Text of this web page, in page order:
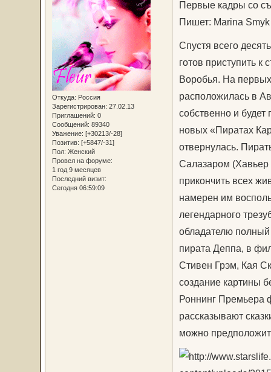
Откуда: Россия
Зарегистрирован: 27.02.13
Приглашений: 0
Сообщений: 89340
Уважение: [+30213/-28]
Позитив: [+5847/-31]
Пол: Женский
Провел на форуме:
1 год 9 месяцев
Последний визит:
Сегодня 06:59:09
Первые кадры со
Пишет: Marina
Спустя всего
готов приступить
Воробья. На
расположилась в
собственно и
новых «Пиратах
отвернулась.
Салазаром (Хавьер
прикончить всех
намерен им
легендарного
обладателю
пирата Деппа, в
Стивен Грэм, Кая
создание картины
Роннинг Премьера
рассказывают
можно